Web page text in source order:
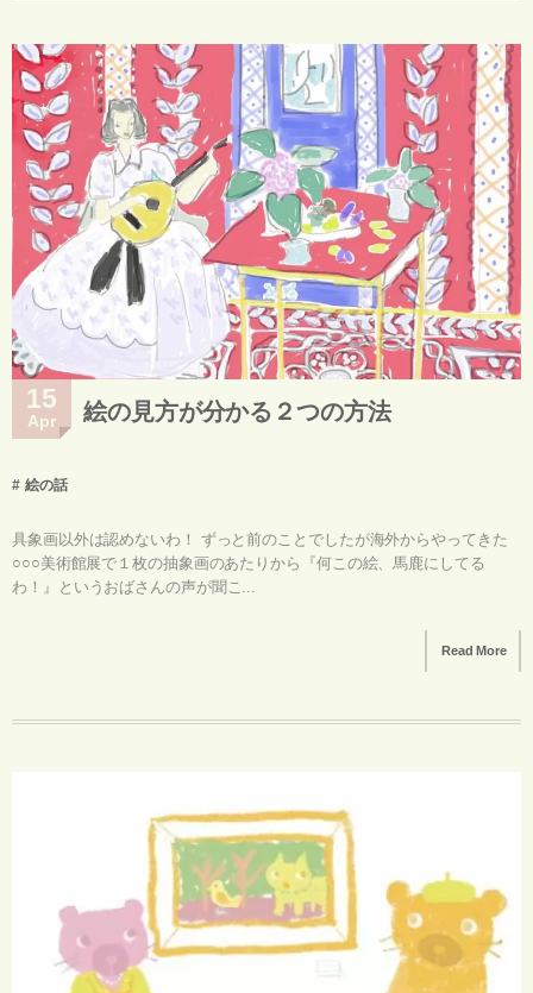
15
Apr 絵の見方が分かる２つの方法
絵の話
具象画以外は認めないわ！ ずっと前のことでしたが海外からやってきた
○○○美術館展で１枚の抽象画のあたりから『何この絵、馬鹿にしてる
わ！』というおばさんの声が聞こ...
Read More